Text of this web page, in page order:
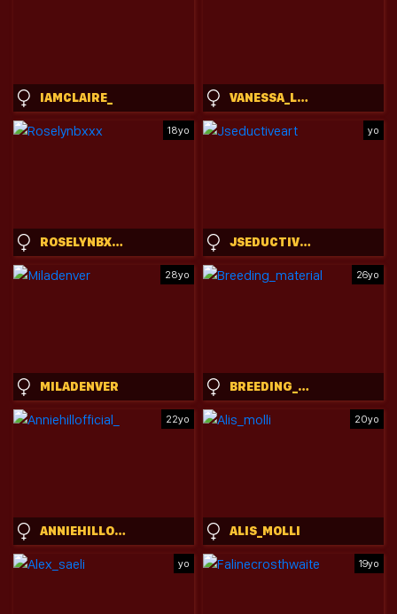
IAMCLAIRE_ VANESSA_LOVE
18yo
ROSELYNBXXX
yo
JSEDUCTIVEART
28yo
MILADENVER
26yo
BREEDING_MATERIAL
22yo
ANNIEHILLOFFICIAL_
20yo
ALIS_MOLLI
yo 19yo